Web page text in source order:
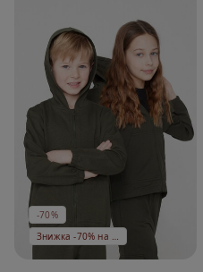
-70%